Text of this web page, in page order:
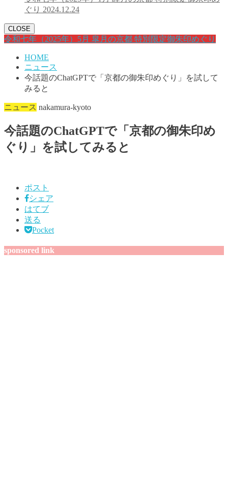
ぐり 2024.12.24
CLOSE
令和七年（2025年）5月 皐月の京都 特別限定御朱印めぐり
HOME
ニュース
今話題のChatGPTで「京都の御朱印めぐり」を試して
みると
ニュース nakamura-kyoto
今話題のChatGPTで「京都の御朱印め
ぐり」を試してみると
ポスト
シェア
はてブ
送る
Pocket
sponsored link